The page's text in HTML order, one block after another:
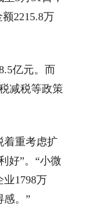
2215.8万
亿元。而
减税等政策
重考虑扩
好”。“小微
1798万
感。”